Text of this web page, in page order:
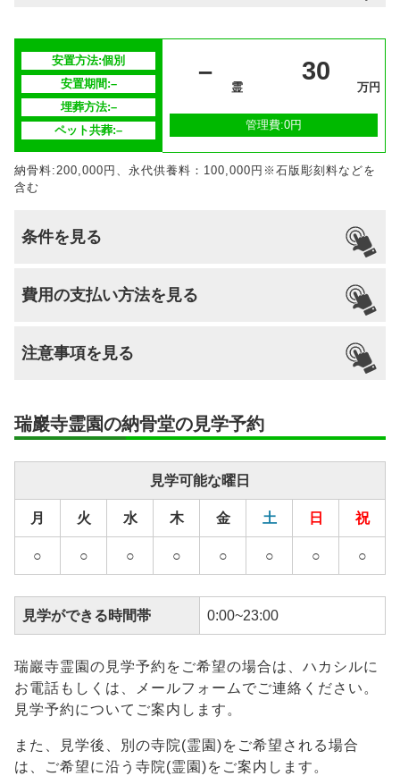
安置期間経
–
供養方法 –
継承者の有
無
安置方法:個別
安置期間:–
埋葬方法:–
ペット共葬:–
–
霊
30
万円
管理費:0円
納骨料:200,000円、永代供養料：100,000円※石版彫刻料などを
含む
条件を見る
国籍 宗派
納骨
生前申込
可能
費用の支払い方法を見る
注意事項を見る
安置期間経
年1回の合同供養
継承者の有
無
–
瑞巖寺霊園の納骨堂の見学予約
見学可能な曜日
月 火 水 木 金 土 日 祝
○ ○ ○ ○ ○ ○ ○ ○
見学ができる時間帯 0:00~23:00
瑞巖寺霊園の見学予約をご希望の場合は、ハカシルに
お電話もしくは、メールフォームでご連絡ください。
見学予約についてご案内します。
また、見学後、別の寺院(霊園)をご希望される場合
は、ご希望に沿う寺院(霊園)をご案内します。